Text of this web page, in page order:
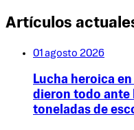
Artículos
01 agosto 2026
Lucha heroica
dieron todo ante
toneladas de